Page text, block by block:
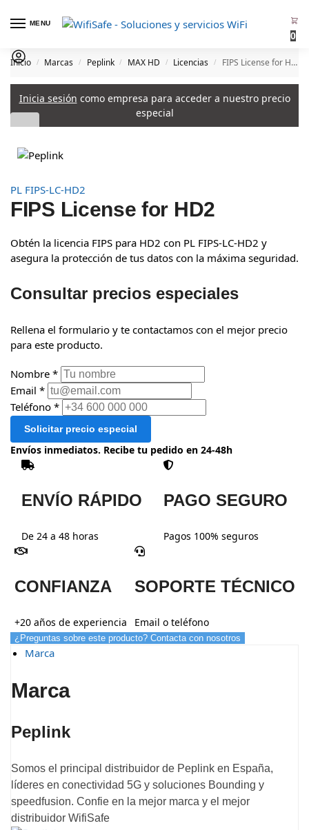
MENU
0
Inicio / Marcas / Peplink / MAX HD / Licencias / FIPS License for HD2
Inicia sesión como empresa para acceder a nuestro precio
especial
PL FIPS-LC-HD2
FIPS License for HD2
Obtén la licencia FIPS para HD2 con PL FIPS-LC-HD2 y
asegura la protección de tus datos con la máxima seguridad.
Consultar precios especiales
Rellena el formulario y te contactamos con el mejor precio
para este producto.
Nombre *
Email *
Teléfono *
Solicitar precio especial
Envíos inmediatos. Recibe tu pedido en 24-48h
ENVÍO RÁPIDO
De 24 a 48 horas
PAGO SEGURO
Pagos 100% seguros
CONFIANZA
+20 años de experiencia
SOPORTE TÉCNICO
Email o teléfono
¿Preguntas sobre este producto? Contacta con nosotros
Marca
Marca
Peplink
Somos el principal distribuidor de Peplink en España,
líderes en conectividad 5G y soluciones Bounding y
speedfusion. Confie en la mejor marca y el mejor
distribuidor WifiSafe